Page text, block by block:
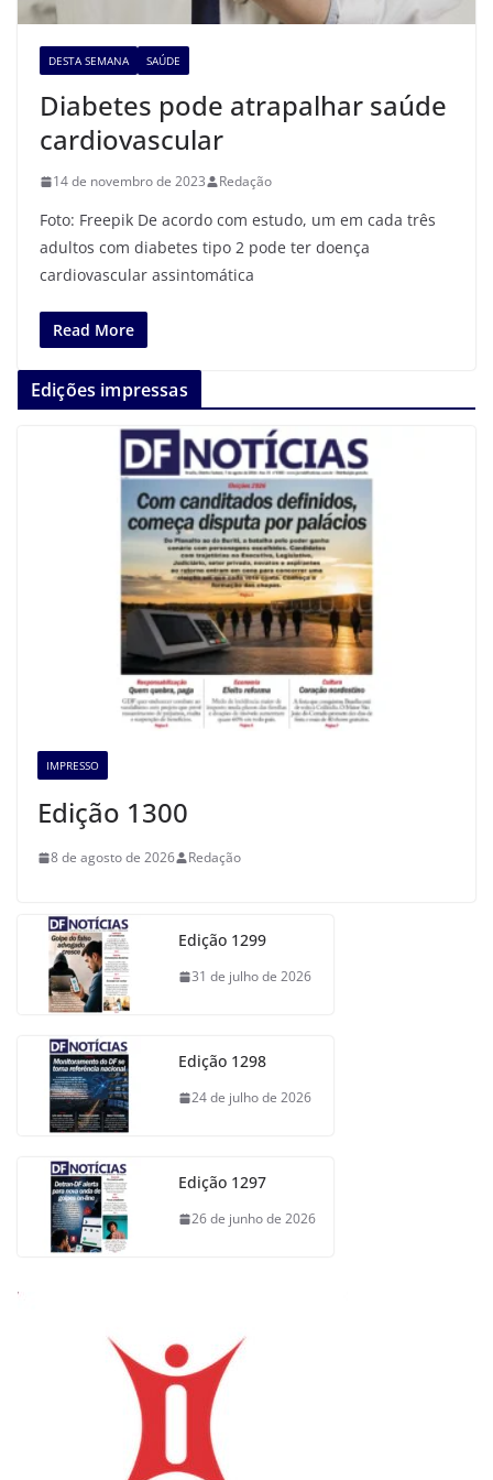
DESTA SEMANA SAÚDE
Diabetes pode atrapalhar saúde
cardiovascular
14 de novembro de 2023 Redação
Foto: Freepik De acordo com estudo, um em cada três
adultos com diabetes tipo 2 pode ter doença
cardiovascular assintomática
Read More
Edições impressas
IMPRESSO
Edição 1300
8 de agosto de 2026 Redação
Edição 1299
31 de julho de 2026
Edição 1298
24 de julho de 2026
Edição 1297
26 de junho de 2026